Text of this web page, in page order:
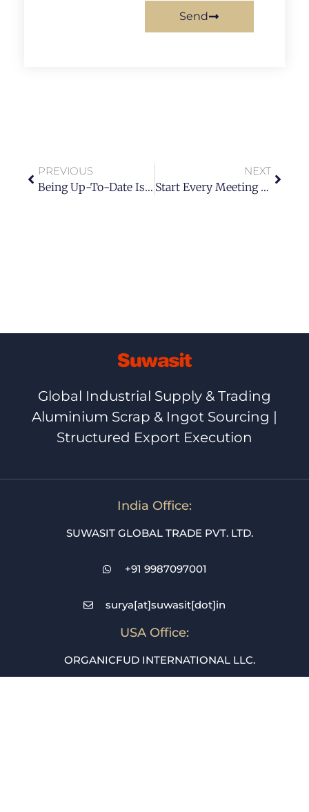
Send
PREVIOUS
Being Up-To-Date Is Of Importance To Success.
NEXT
Start Every Meeting With A Handshake.
Global Industrial Supply & Trading
Aluminium Scrap & Ingot Sourcing |
Structured Export Execution
India Office:
SUWASIT GLOBAL TRADE PVT. LTD.
+91 9987097001
surya[at]suwasit[dot]in
USA Office:
ORGANICFUD INTERNATIONAL LLC.